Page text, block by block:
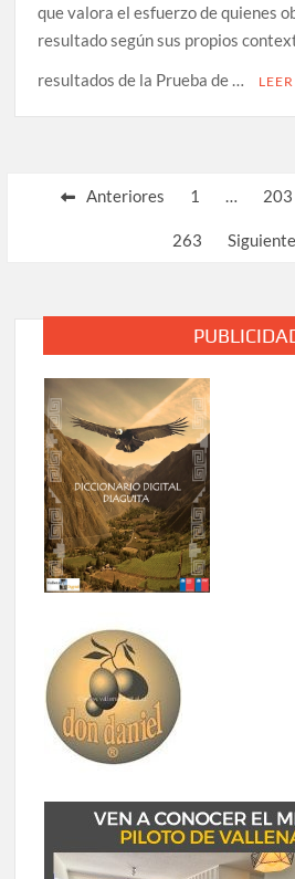
que valora el esfuerzo de quienes
resultado según sus propios
resultados de la Prueba de …
Paginación
Anteriores 1 … 203
263